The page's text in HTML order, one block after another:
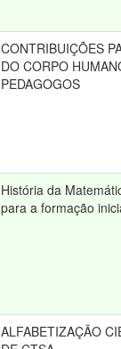
CONTRIBUIÇÕES
DO CORPO
PEDAGOGOS
História da
para a formação
ALFABETIZAÇÃO